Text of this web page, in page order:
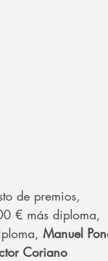
de premios,
€ más diploma,
Manuel
Coriano